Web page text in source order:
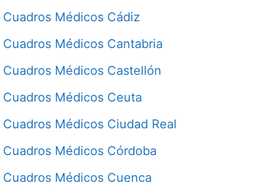
Cuadros Médicos Cádiz
Cuadros Médicos Cantabria
Cuadros Médicos Castellón
Cuadros Médicos Ceuta
Cuadros Médicos Ciudad Real
Cuadros Médicos Córdoba
Cuadros Médicos Cuenca